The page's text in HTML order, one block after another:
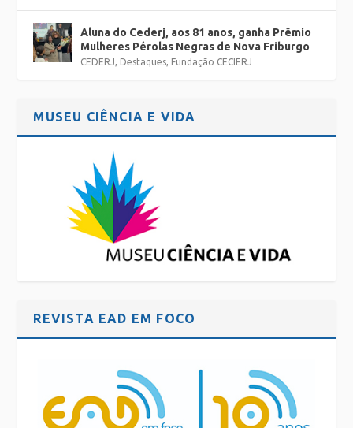
Aluna do Cederj, aos 81 anos, ganha Prêmio
Mulheres Pérolas Negras de Nova Friburgo
CEDERJ, Destaques, Fundação CECIERJ
MUSEU CIÊNCIA E VIDA
REVISTA EAD EM FOCO